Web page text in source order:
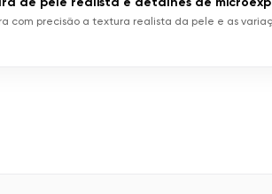
com precisão a textura realista da pele e as